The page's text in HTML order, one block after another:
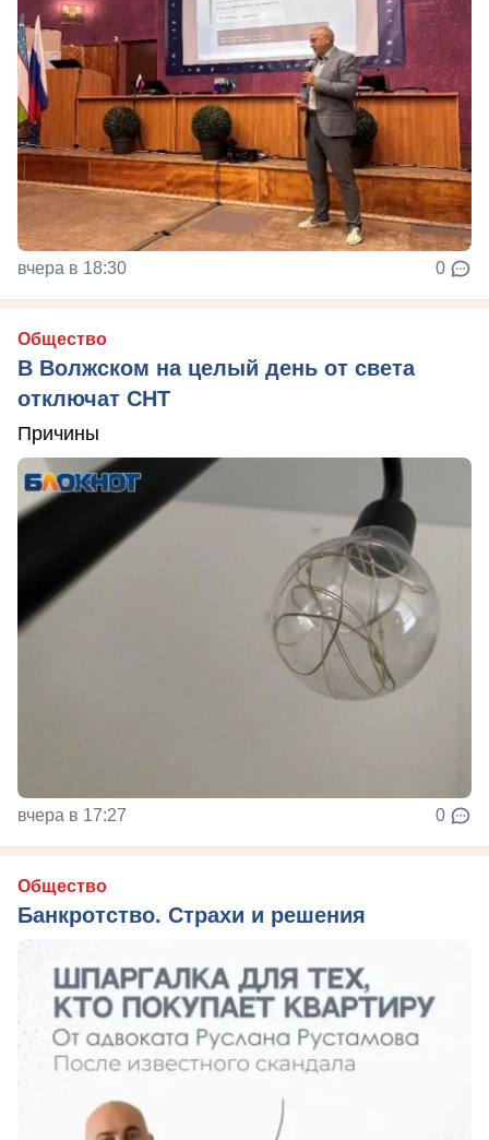
вчера в 18:30 0
Общество
В Волжском на целый день от света
отключат СНТ
Причины
вчера в 17:27 0
Общество
Банкротство. Страхи и решения